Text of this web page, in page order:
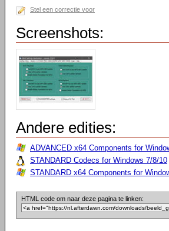
Stel een correctie voor
Screenshots:
Andere edities:
ADVANCED x64 Components for
STANDARD Codecs for Windows 7/8/10
STANDARD x64 Components for
HTML code om naar deze pagina te linken: